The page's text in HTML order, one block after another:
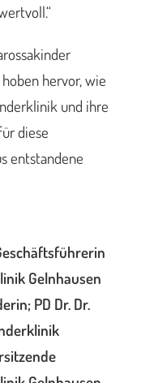
hervor, wie
und ihre
diese
entstandene
Gelnhausen
PD Dr. Dr.